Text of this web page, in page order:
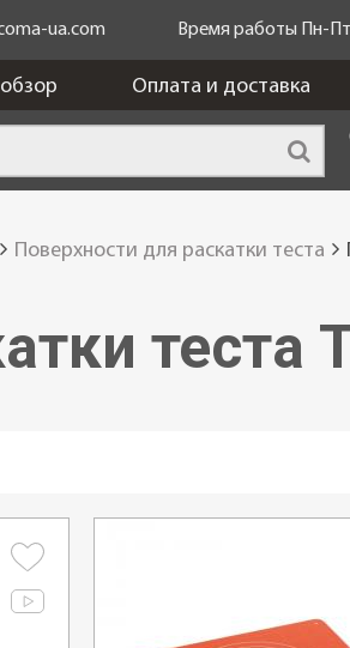
ua.com Время работы Пн-Пт
Оплата и доставка
Поверхности для раскатки теста
теста